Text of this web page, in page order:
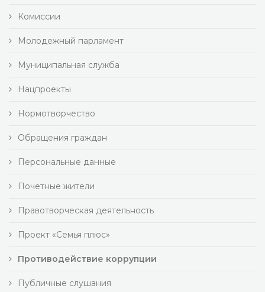
Комиссии
Молодежный парламент
Муниципальная служба
Нацпроекты
Нормотворчество
Обращения граждан
Персональные данные
Почетные жители
Правотворческая деятельность
Проект «Семья плюс»
Противодействие коррупции
Публичные слушания